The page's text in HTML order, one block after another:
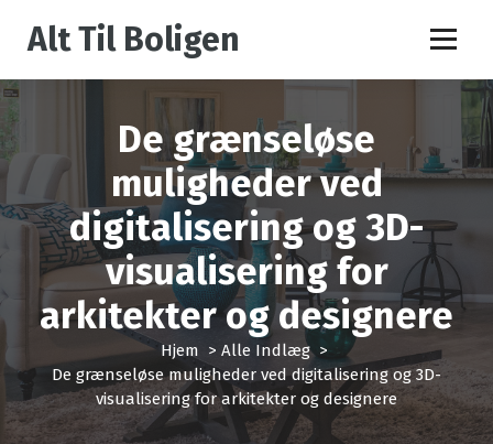
e
e
t
l
n
h
o
Alt Til Boligen
De grænseløse
muligheder ved
digitalisering og 3D-
visualisering for
arkitekter og designere
Hjem > Alle Indlæg>
De grænseløse muligheder ved digitalisering og 3D-
visualisering for arkitekter og designere